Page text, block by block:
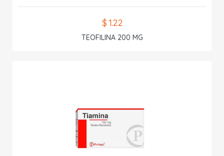
$ 1.22
TEOFILINA 200 MG